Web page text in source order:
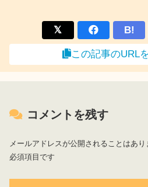
B!
この記事のURL
コメントを残す
メールアドレスが公開されることはあり
必須項目です